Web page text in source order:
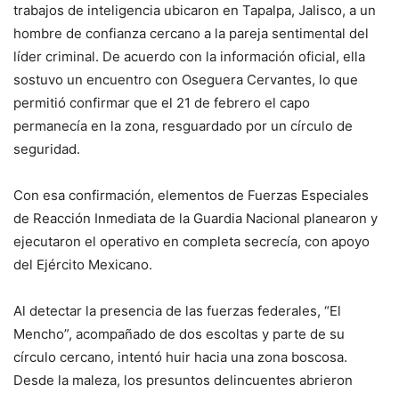
trabajos de inteligencia ubicaron en Tapalpa, Jalisco, a un
hombre de confianza cercano a la pareja sentimental del
líder criminal. De acuerdo con la información oficial, ella
sostuvo un encuentro con Oseguera Cervantes, lo que
permitió confirmar que el 21 de febrero el capo
permanecía en la zona, resguardado por un círculo de
seguridad.
Con esa confirmación, elementos de Fuerzas Especiales
de Reacción Inmediata de la Guardia Nacional planearon y
ejecutaron el operativo en completa secrecía, con apoyo
del Ejército Mexicano.
Al detectar la presencia de las fuerzas federales, “El
Mencho”, acompañado de dos escoltas y parte de su
círculo cercano, intentó huir hacia una zona boscosa.
Desde la maleza, los presuntos delincuentes abrieron